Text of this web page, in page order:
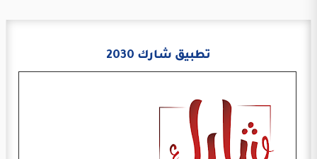
تطبيق شارك 2030